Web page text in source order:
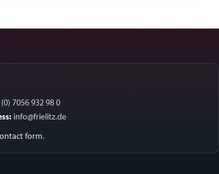
7056 932 98 0
info@frielitz.de
form.